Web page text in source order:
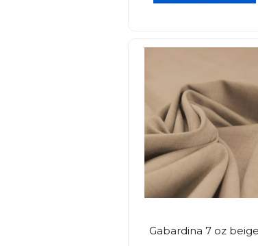
Gabardina 7 oz beige